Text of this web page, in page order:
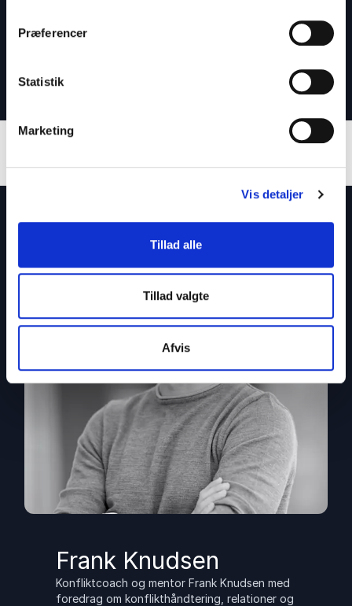
Præferencer
Statistik
Marketing
Vis detaljer
Tillad alle
Tillad valgte
Afvis
En fælles bevidsthed om, hvordan man skaber
kontakt frem for konflikt i kommunikationen
Øget arbejdsglæde gennem fokus på de
Om facilitatoren
Frank Knudsen
Konfliktcoach og mentor Frank Knudsen med
foredrag om konflikthåndtering, relationer og